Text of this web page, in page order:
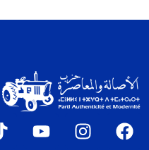
F
a
I
n
Y
o
T